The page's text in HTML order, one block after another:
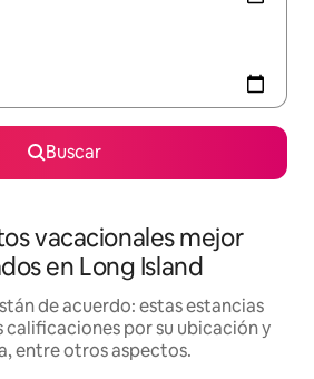
Buscar
vacacionales mejor
en Long Island
de acuerdo: estas estancias
por su ubicación y
entre otros aspectos.